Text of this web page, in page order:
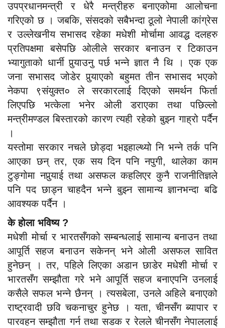
उपप्रधानमन्त्री र धेरै मन्त्रीहरु बनाएकोमा आलोचना
गरिएको छ । जबकि, संसदको सबैभन्दा ठूलो नेपाली कांग्रेस
र उल्लेखनीय सभासद रहेका मधेशी मोर्चामा आवद्ध दलहरु
प्रतिपक्षमा बसेपछि ओलीले सरकार बनाउन र टिकाउन
भ्यागुताको धार्नी पुर्‍याउनु पर्छ भन्ने ज्ञात नै थि । एक एक
जना सभासद जोडेर पुर्‍याएको बहुमत तीन सभासद भएको
नेकपा ९संयुक्त० ले सरकारलाई दिएको समर्थन फिर्ता
लिएपछि भत्केला भनेर ओली डराएका तथा पछिल्लो
मन्त्रीमण्डल बिस्तारको कारण त्यही रहेको बुझ्न गाह्रो पर्दैन
।
यस्तोमा सरकार नचले छोड्दा भइहाल्थ्यो नि भन्ने तर्क पनि
आएका छन् तर, एक सय दिन पनि नपुगी, थालेका काम
टुङ्गोमा नपुर्‍याई तथा असफल कहलिएर कुनै राजनीतिज्ञले
पनि पद छाड्न चाहदैन भन्ने बुझ्न सामान्य ज्ञानभन्दा बढि
आवश्यक पर्दैन ।
के होला भविष्य ?
मधेशी मोर्चा र भारतसँगको सम्बन्धलाई सामान्य बनाउन तथा
आपूर्ति सहज बनाउन सकेनन् भने ओली असफल सावित
हुनेछन् । तर, पहिले लिएका अडान छाडेर मधेशी मोर्चा र
भारतसँग सम्झौता गरे भने आपूर्ति सहज बनाएपनि उनलाई
कसैले सफल भन्ने छैनन् । त्यसबेला, उनले अहिले बनाएको
राष्ट्रवादी छवि चकनाचुर हुनेछ । यता, चीनसँग ब्यापार र
पारवहन सम्झौता गर्न तथा सडक र रेलले चीनसँग नेपाललाई